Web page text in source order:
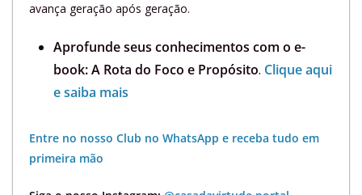
avança geração após geração.
Aprofunde seus conhecimentos com o e-
book: A Rota do Foco e Propósito. Clique aqui
e saiba mais
Entre no nosso Club no WhatsApp e receba tudo em
primeira mão